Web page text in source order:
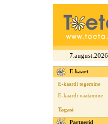
7.august.2026
E-kaart
E-kaardi tegemine
E-kaardi vaatamine
Tagasi
Partnerid